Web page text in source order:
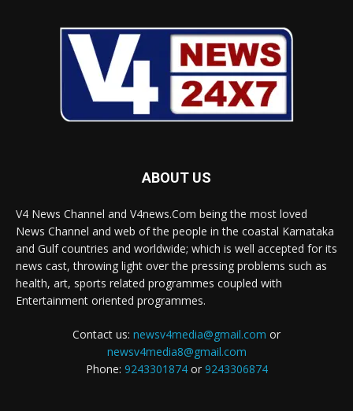
ABOUT US
V4 News Channel and V4news.Com being the most loved
News Channel and web of the people in the coastal Karnataka
and Gulf countries and worldwide; which is well accepted for its
news cast, throwing light over the pressing problems such as
health, art, sports related programmes coupled with
Entertainment oriented programmes.
Contact us: newsv4media@gmail.com or
newsv4media8@gmail.com
Phone: 9243301874or 9243306874